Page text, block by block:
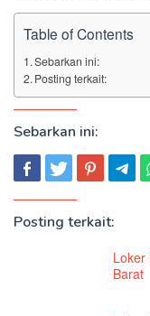
Table of Contents
Sebarkan ini:
Posting terkait:
Sebarkan ini:
Posting terkait:
Loker
Barat